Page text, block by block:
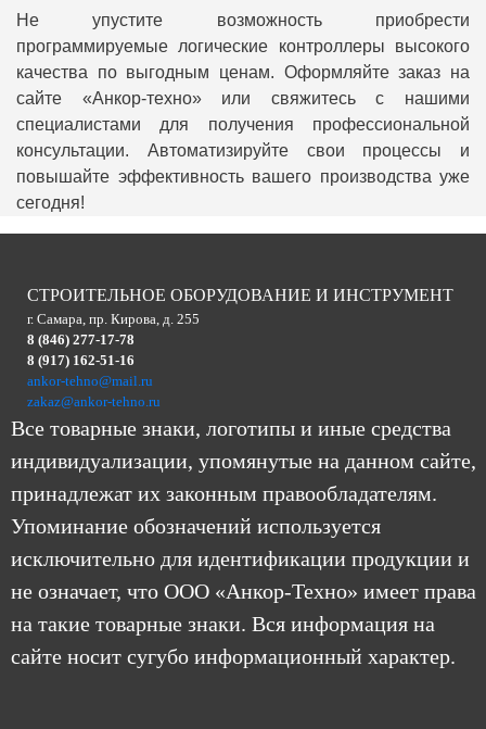
Не упустите возможность приобрести
программируемые логические контроллеры высокого
качества по выгодным ценам. Оформляйте заказ на
сайте «Анкор-техно» или свяжитесь с нашими
специалистами для получения профессиональной
консультации. Автоматизируйте свои процессы и
повышайте эффективность вашего производства уже
сегодня!
СТРОИТЕЛЬНОЕ ОБОРУДОВАНИЕ И ИНСТРУМЕНТ
г. Самара, пр. Кирова, д. 255
8 (846) 277-17-78
8 (917) 162-51-16
ankor-tehno@mail.ru
zakaz@ankor-tehno.ru
Все товарные знаки, логотипы и иные средства
индивидуализации, упомянутые на данном сайте,
принадлежат их законным правообладателям.
Упоминание обозначений используется
исключительно для идентификации продукции и
не означает, что ООО «Анкор-Техно» имеет права
на такие товарные знаки. Вся информация на
сайте носит сугубо информационный характер.